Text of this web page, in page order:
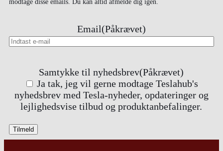
modtage disse emails. Du kan altid afmelde dig igen.
Email(Påkrævet)
Samtykke til nyhedsbrev(Påkrævet)
Ja tak, jeg vil gerne modtage Teslahub's
nyhedsbrev med Tesla-nyheder, opdateringer og
lejlighedsvise tilbud og produktanbefalinger.